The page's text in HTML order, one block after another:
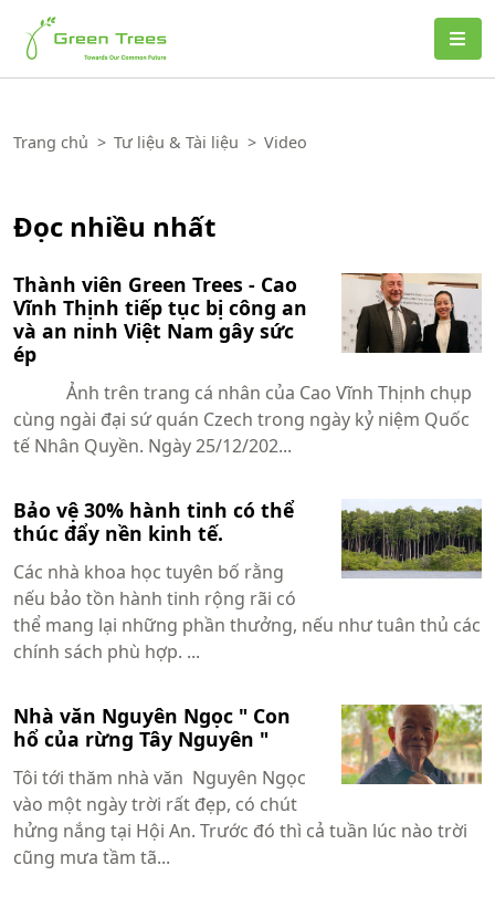
Green Trees
Trang chủ > Tư liệu & Tài liệu > Video
Đọc nhiều nhất
Thành viên Green Trees - Cao
Vĩnh Thịnh tiếp tục bị công an
và an ninh Việt Nam gây sức
ép
Ảnh trên trang cá nhân của Cao Vĩnh Thịnh chụp
cùng ngài đại sứ quán Czech trong ngày kỷ niệm Quốc
tế Nhân Quyền. Ngày 25/12/202...
Bảo vệ 30% hành tinh có thể
thúc đẩy nền kinh tế.
Các nhà khoa học tuyên bố rằng
nếu bảo tồn hành tinh rộng rãi có
thể mang lại những phần thưởng, nếu như tuân thủ các
chính sách phù hợp. ...
Nhà văn Nguyên Ngọc " Con
hổ của rừng Tây Nguyên "
Tôi tới thăm nhà văn Nguyên Ngọc
vào một ngày trời rất đẹp, có chút
hửng nắng tại Hội An. Trước đó thì cả tuần lúc nào trời
cũng mưa tầm tã...